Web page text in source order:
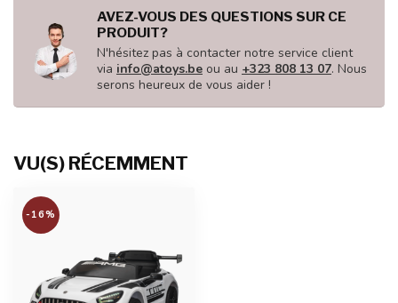
AVEZ-VOUS DES QUESTIONS SUR CE
PRODUIT?
N'hésitez pas à contacter notre service client
via info@atoys.be ou au +323 808 13 07. Nous
serons heureux de vous aider !
VU(S) RÉCEMMENT
-16%